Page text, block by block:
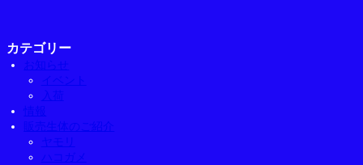
カテゴリー
お知らせ
イベント
入荷
情報
販売生体のご紹介
ヤモリ
ハコガメ